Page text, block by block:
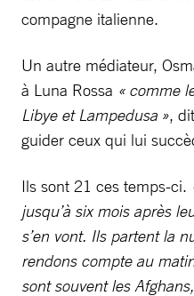
compagne italienne.
Un autre médiateur,
à Luna Rossa « comme
Libye et Lampedusa »,
guider ceux qui lui
Ils sont 21 ces temps-ci.
jusqu’à six mois après
s’en vont. Ils partent la
rendons compte au
sont souvent les